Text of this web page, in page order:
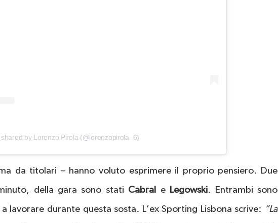
shared by Lorenzo Pirola (@lorenzopirola_6)
da titolari – hanno voluto esprimere il proprio pensiero. Due
della gara sono stati Cabral e Legowski. Entrambi sono
lavorare durante questa sosta. L’ex Sporting Lisbona scrive: “La